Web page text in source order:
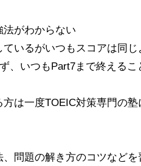
がわからない
いるがいつもスコアは同じ
、いつもPart7まで終えるこ
は一度TOEIC対策専門の
問題の解き方のコツなど